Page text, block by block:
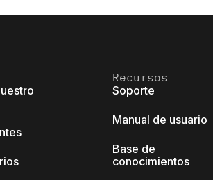
Recursos
Soporte
Manual de usuario
Base de
conocimientos